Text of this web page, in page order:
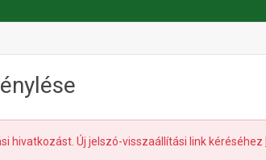
hivatkozást. Új jelszó-visszaállítási link kéréséhez